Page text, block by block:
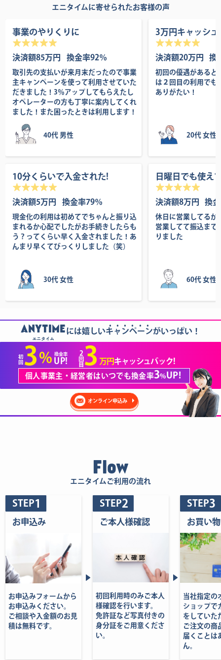
エニタイムに寄せられたお客様の声
事業のやりくりに
決済額85万円 換金率92％
取引先の支払いが来月末だったので事業
主キャンペーンを使って利用させていた
だきました！3％アップしてもらえたし
オペレーターの方も丁寧に案内してくれ
ました！また困ったときは利用します！
40代 男性
3万円キャッシ
決済額20万円 換
初回の優遇があると
は２回目の利用でも
ありがたい！
20代 女性
10分くらいで入金された!
決済額5万円 換金率79％
現金化の利用は初めてでちゃんと振り込
まれるか心配でしたがお手続きしたらも
う？ってくらい早く入金されました！あ
んまり早くてびっくりしました（笑）
30代 女性
日曜日でも使え
決済額8万円 換
休日に営業してるか
営業してて振込まで
りました
60代 女性
ANYTIME
エニタイム
......
には嬉しいキャンペーンがいっぱい！
初
回 3 % 換金率
UP!
2
回
目3 万円キャッシュバック!
個人事業主・経営者はいつでも換金率3%UP!
オンライン申込み
Flow
エニタイムご利用の流れ
STEP1
お申込み
お申込みフォームから
お申込みください。
ご相談や入金額のお見
積は無料です。
STEP2
ご本人様確認
初回利用時のみご本人
様確認を行います。
免許証など写真付きの
身分証をご用意くださ
い。
STEP3
お買い物
当社指定の
ショップで
をしていた
ご注文の商
届くことは
ん。